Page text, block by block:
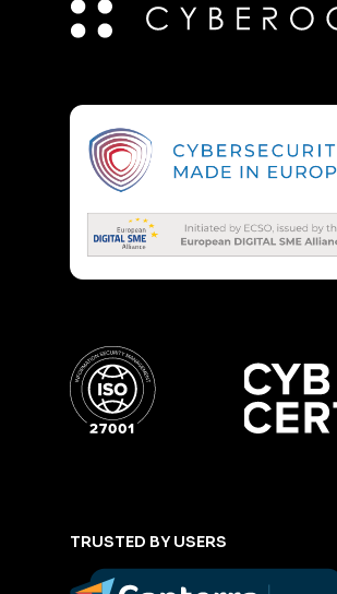
TRUSTED BY USERS